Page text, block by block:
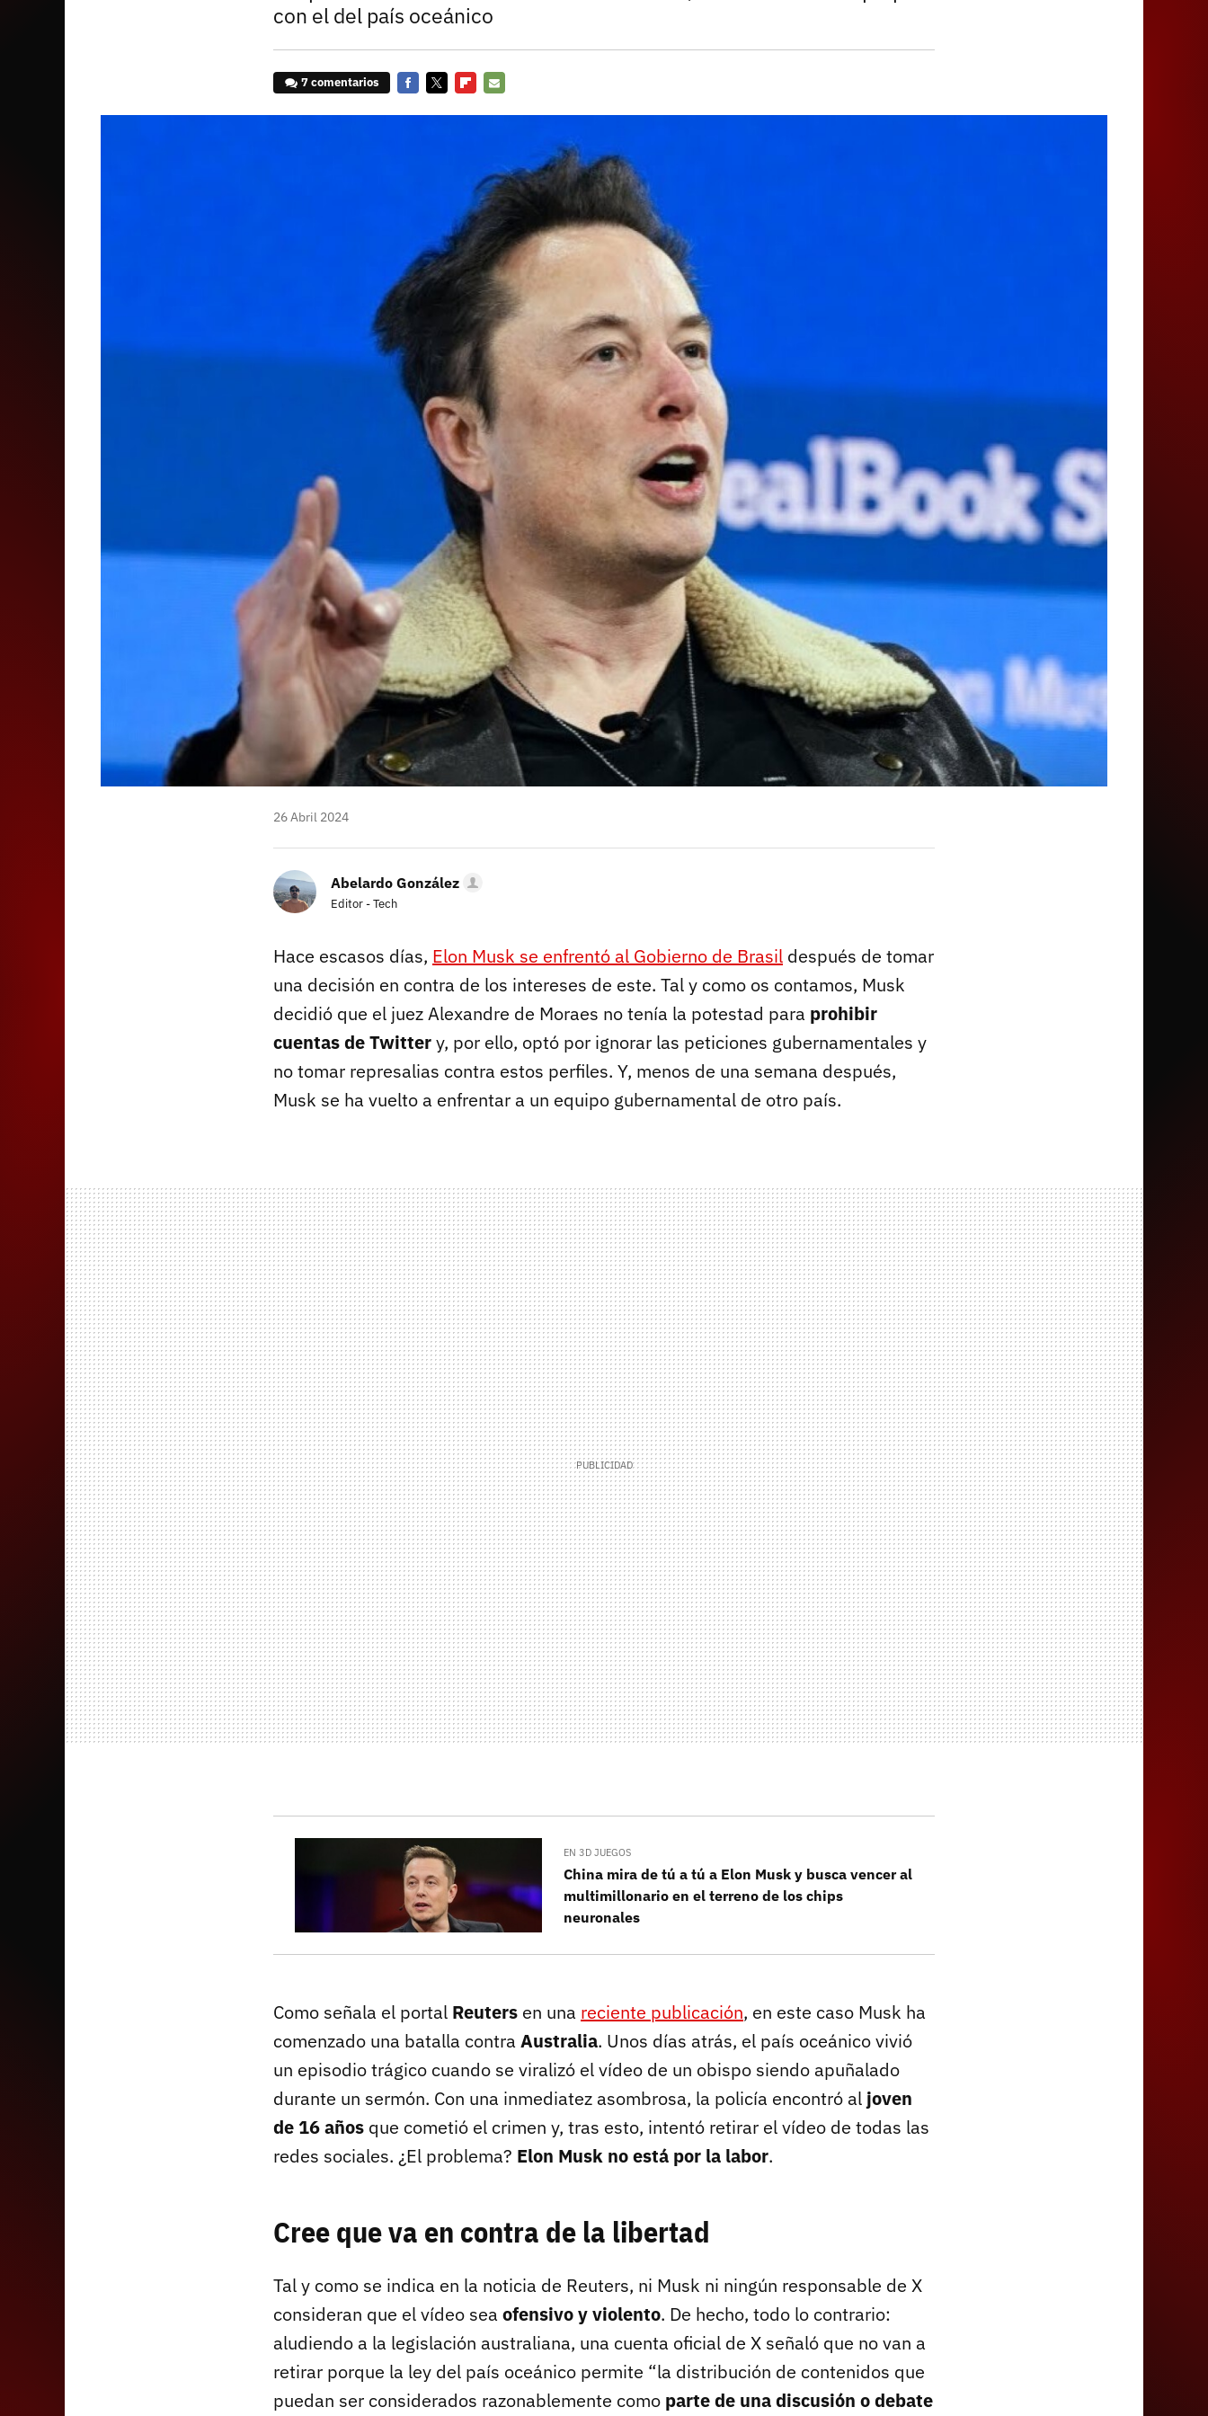
con el del país oceánico
7 comentarios
26 Abril 2024
Abelardo González
Editor - Tech
Hace escasos días, Elon Musk se enfrentó al Gobierno de Brasil después de tomar
una decisión en contra de los intereses de este. Tal y como os contamos, Musk
decidió que el juez Alexandre de Moraes no tenía la potestad para prohibir
cuentas de Twittery, por ello, optó por ignorar las peticiones gubernamentales y
no tomar represalias contra estos perfiles. Y, menos de una semana después,
Musk se ha vuelto a enfrentar a un equipo gubernamental de otro país.
EN 3D JUEGOS
China mira de tú a tú a Elon Musk y busca vencer al
multimillonario en el terreno de los chips
neuronales
Como señala el portal Reuters en una reciente publicación, en este caso Musk ha
comenzado una batalla contra Australia. Unos días atrás, el país oceánico vivió
un episodio trágico cuando se viralizó el vídeo de un obispo siendo apuñalado
durante un sermón. Con una inmediatez asombrosa, la policía encontró al joven
de 16 años que cometió el crimen y, tras esto, intentó retirar el vídeo de todas las
redes sociales. ¿El problema? Elon Musk no está por la labor.
Cree que va en contra de la libertad
Tal y como se indica en la noticia de Reuters, ni Musk ni ningún responsable de X
consideran que el vídeo sea ofensivo y violento. De hecho, todo lo contrario:
aludiendo a la legislación australiana, una cuenta oficial de X señaló que no van a
retirar porque la ley del país oceánico permite “la distribución de contenidos que
puedan ser considerados razonablemente como parte de una discusión o debate